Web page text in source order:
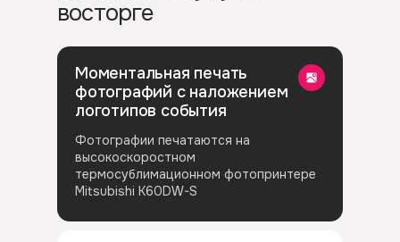
восторге
Моментальная печать
фотографий с наложением
логотипов события
Фотографии печатаются на
высокоскоростном
термосублимационном фотопринтере
Mitsubishi K60DW-S